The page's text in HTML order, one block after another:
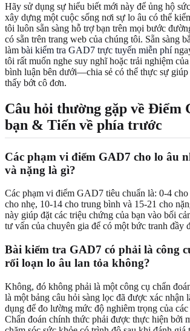
Hãy sử dụng sự hiểu biết mới này để ủng hộ
xây dựng một cuộc sống nơi sự lo âu có thể
tôi luôn sẵn sàng hỗ trợ bạn trên mọi bước
có sẵn trên trang web của chúng tôi. Sẵn sàng
làm bài kiểm tra GAD7 trực tuyến miễn phí
tôi rất muốn nghe suy nghĩ hoặc trải nghiệm
bình luận bên dưới—chia sẻ có thể thực sự
thấy bớt cô đơn.
Câu hỏi thường gặp về Điểm
bạn & Tiến về phía trước
Các phạm vi điểm GAD7 cho lo âu
và nặng là gì?
Các phạm vi điểm GAD7 tiêu chuẩn là: 0-4
cho nhẹ, 10-14 cho trung bình và 15-21 cho
này giúp đặt các triệu chứng của bạn vào bối
tư vấn của chuyên gia để có một bức tranh đầy
Bài kiểm tra GAD7 có phải là công
rối loạn lo âu lan tỏa không?
Không, đó không phải là một công cụ chẩn
là một bảng câu hỏi sàng lọc đã được xác nhận
dụng để đo lường mức độ nghiêm trọng của
Chẩn đoán chính thức phải được thực hiện bởi